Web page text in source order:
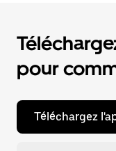
pour
Téléchargez